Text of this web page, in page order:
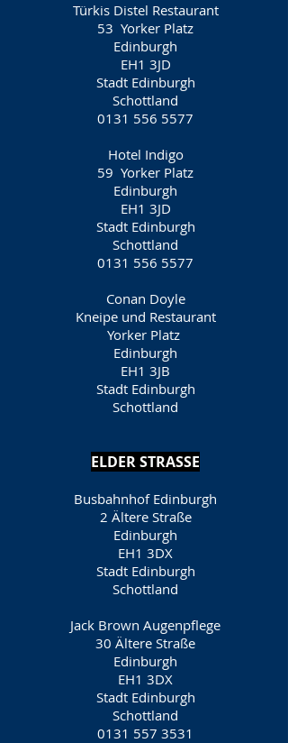
Türkis Distel Restaurant
53 Yorker Platz
Edinburgh
EH1 3JD
Stadt Edinburgh
Schottland
0131 556 5577
Hotel Indigo
59 Yorker Platz
Edinburgh
EH1 3JD
Stadt Edinburgh
Schottland
0131 556 5577
Conan Doyle
Kneipe und Restaurant
Yorker Platz
Edinburgh
EH1 3JB
Stadt Edinburgh
Schottland
ELDER STRASSE
Busbahnhof Edinburgh
2 Ältere Straße
Edinburgh
EH1 3DX
Stadt Edinburgh
Schottland
Jack Brown Augenpflege
30 Ältere Straße
Edinburgh
EH1 3DX
Stadt Edinburgh
Schottland
0131 557 3531